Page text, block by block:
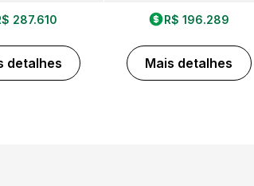
287.610
detalhes
R$ 196.289
Mais detalhes